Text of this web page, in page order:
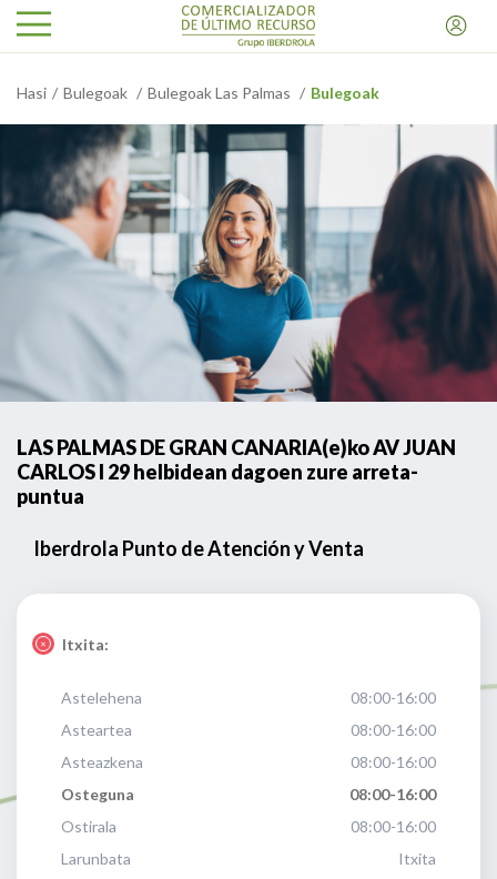
Hasi Bulegoak Bulegoak Las Palmas Bulegoak
LAS PALMAS DE GRAN CANARIA(e)ko AV JUAN
CARLOS I 29 helbidean dagoen zure arreta-
puntua
Iberdrola Punto de Atención y Venta
Itxita:
Astelehena
08:00-16:00
Asteartea
08:00-16:00
Asteazkena
08:00-16:00
Osteguna
08:00-16:00
Ostirala
08:00-16:00
Larunbata
Itxita